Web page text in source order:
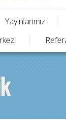
Yayınlarımız